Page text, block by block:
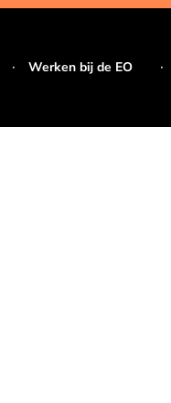
Werken bij de EO